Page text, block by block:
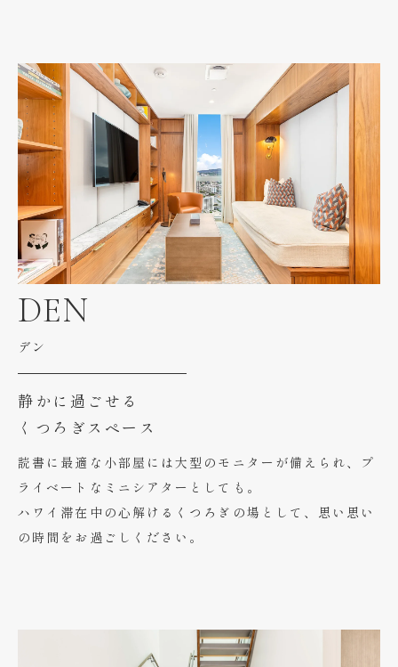
DEN
デン
静かに過ごせる
くつろぎスペース
読書に最適な小部屋には大型のモニターが備えられ、プ
ライベートなミニシアターとしても。
ハワイ滞在中の心解けるくつろぎの場として、思い思い
の時間をお過ごしください。